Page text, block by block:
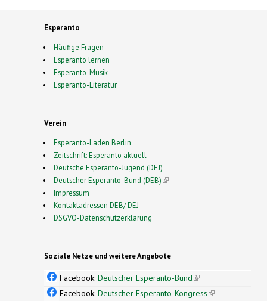
Esperanto
Häufige Fragen
Esperanto lernen
Esperanto-Musik
Esperanto-Literatur
Verein
Esperanto-Laden Berlin
Zeitschrift: Esperanto aktuell
Deutsche Esperanto-Jugend (DEJ)
Deutscher Esperanto-Bund (DEB)(link is external)
Impressum
Kontaktadressen DEB/ DEJ
DSGVO-Datenschutzerklärung
Soziale Netze und weitere Angebote
Facebook: Deutscher Esperanto-Bund(link is
external)
Facebook: Deutscher Esperanto-Kongress(link is